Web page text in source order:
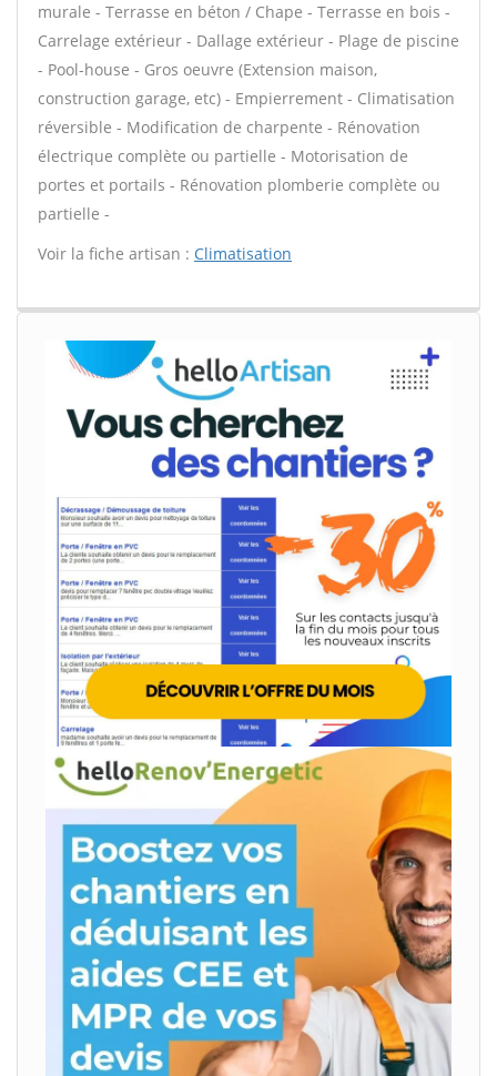
murale - Terrasse en béton / Chape - Terrasse en bois -
Carrelage extérieur - Dallage extérieur - Plage de piscine
- Pool-house - Gros oeuvre (Extension maison,
construction garage, etc) - Empierrement - Climatisation
réversible - Modification de charpente - Rénovation
électrique complète ou partielle - Motorisation de
portes et portails - Rénovation plomberie complète ou
partielle -
Voir la fiche artisan : Climatisation